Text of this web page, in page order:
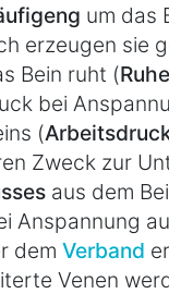
eng um das
erzeugen sie
Bein ruht (
bei
(
Zweck zur
aus dem
Anspannung
dem Verband
Venen